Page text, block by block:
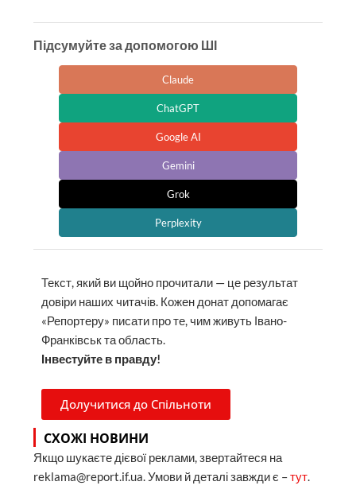
Підсумуйте за допомогою ШІ
Claude
ChatGPT
Google AI
Gemini
Grok
Perplexity
Текст, який ви щойно прочитали — це результат
довіри наших читачів. Кожен донат допомагає
«Репортеру» писати про те, чим живуть Івано-
Франківськ та область.
Інвестуйте в правду!
Долучитися до Спільноти
СХОЖІ НОВИНИ
Якщо шукаєте дієвої реклами, звертайтеся на
reklama@report.if.ua. Умови й деталі завжди є –тут.